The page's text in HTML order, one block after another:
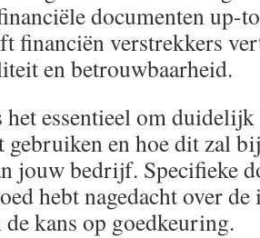
documenten up-
financiën verstrekkers
en betrouwbaarheid.
het essentieel om
gebruiken en hoe dit zal
jouw bedrijf. Specifieke
hebt nagedacht over
de kans op goedkeuring.